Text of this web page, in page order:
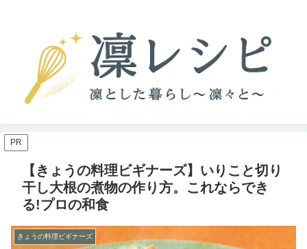
PR
【きょうの料理ビギナーズ】いりこと切り
干し大根の煮物の作り方。これならでき
る!プロの和食
きょうの料理ビギナーズ